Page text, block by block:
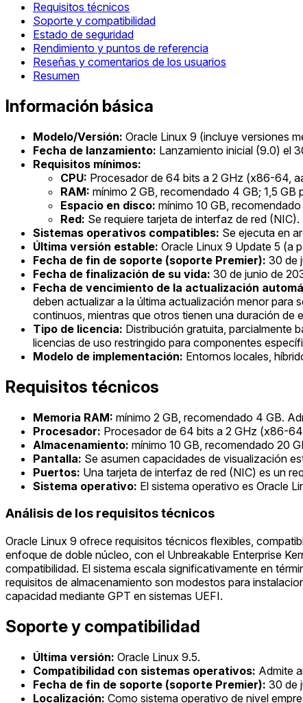
Requisitos técnicos
Soporte y compatibilidad
Estado de seguridad
Rendimiento y puntos de referencia
Reseñas y comentarios de los usuarios
Resumen
Información básica
Modelo/Versión: Oracle Linux 9 (incluye versiones
Fecha de lanzamiento: Lanzamiento inicial (9.0) el
Requisitos mínimos:
CPU: Procesador de 64 bits a 2 GHz (x86-64,
RAM: mínimo 2 GB, recomendado 4 GB; 1,5
Espacio en disco: mínimo 10 GB,
Red: Se requiere tarjeta de interfaz de red (NIC).
Sistemas operativos compatibles: Se ejecuta en
Última versión estable: Oracle Linux 9 Update 5 (a
Fecha de fin de soporte (soporte Premier): 30 de
Fecha de finalización de su vida: 30 de junio de
Fecha de vencimiento de la actualización
deben actualizar a la última actualización menor para
continuos, mientras que otros tienen una duración de
Tipo de licencia: Distribución gratuita, parcialmente
licencias de uso restringido para componentes
Modelo de implementación: Entornos locales,
Requisitos técnicos
Memoria RAM: mínimo 2 GB, recomendado 4 GB.
Procesador: Procesador de 64 bits a 2 GHz (x86-
Almacenamiento: mínimo 10 GB, recomendado 20
Pantalla: Se asumen capacidades de visualización
Puertos: Una tarjeta de interfaz de red (NIC) es un
Sistema operativo: El sistema operativo es Oracle
Análisis de los requisitos técnicos
Oracle Linux 9 ofrece requisitos técnicos flexibles,
enfoque de doble núcleo, con el Unbreakable Enterprise
compatibilidad. El sistema escala significativamente en
requisitos de almacenamiento son modestos para
capacidad mediante GPT en sistemas UEFI.
Soporte y compatibilidad
Última versión: Oracle Linux 9.5.
Compatibilidad con sistemas operativos: Admite
Fecha de fin de soporte (soporte Premier): 30 de
Localización: Como sistema operativo de nivel